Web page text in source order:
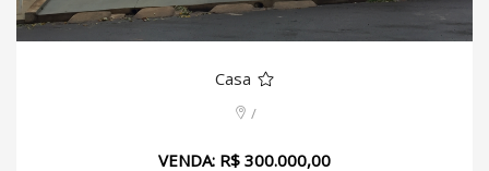
Casa
/
VENDA: R$ 300.000,00